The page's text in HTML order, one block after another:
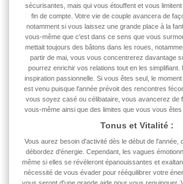
sécurisantes, mais qui vous étouffent et vous
fin de compte. Votre vie de couple avancera de
notamment si vous laissez une grande place à la
vous-même que c'est dans ce sens que vous
mettait toujours des bâtons dans les roues,
partir de mai, vous vous concentrerez davantage
pourrez enrichir vos relations tout en les simplifiant.
inspiration passionnelle. Si vous êtes seul, le
est venu puisque l'année prévoit des rencontres
vous soyez casé ou célibataire, vous avancerez de
vous-même ainsi que des limites que vous vous êtes
Tonus et Vitalité :
Vous aurez besoin d'activité dès le début de l'année,
débordez d'énergie. Cependant, les vagues
même si elles se révéleront épanouissantes et
nécessité de vous évader pour rééquilibrer votre